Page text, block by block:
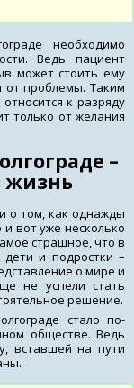
необходимо
Ведь пациент
может стоить ему
от проблемы. Таким
к разряду
только от желания
–
жизнь
о том, как однажды
вот уже несколько
страшное, что в
дети и подростки –
о мире и
не успели стать
решение.
стало по-
обществе. Ведь
вставшей на пути